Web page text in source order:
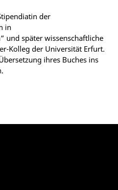
der
in
und später wissenschaftliche
Kolleg der Universität Erfurt.
ihres Buches ins